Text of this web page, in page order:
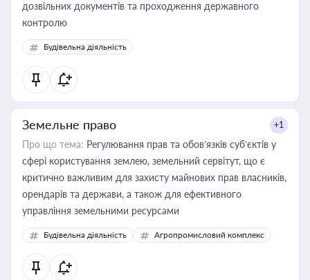
дозвільних документів та проходження державного
контролю
Будівельна діяльність
Земельне право +1
Про що тема: Регулювання прав та обов’язків суб’єктів у
сфері користування землею, земельний сервітут, що є
критично важливим для захисту майнових прав власників,
орендарів та держави, а також для ефективного
управління земельними ресурсами
Будівельна діяльність Агропромисловий комплекс